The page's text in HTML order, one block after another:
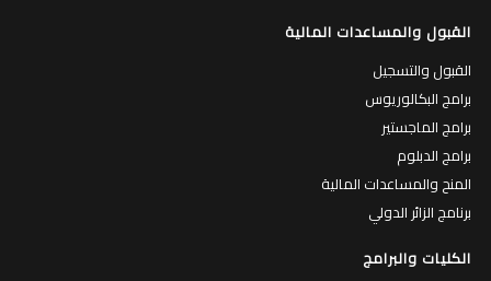
القبول والمساعدات المالية
القبول والتسجيل
برامج البكالوريوس
برامج الماجستير
برامج الدبلوم
المنح والمساعدات المالية
برنامج الزائر الدولي
الكليات والبرامج